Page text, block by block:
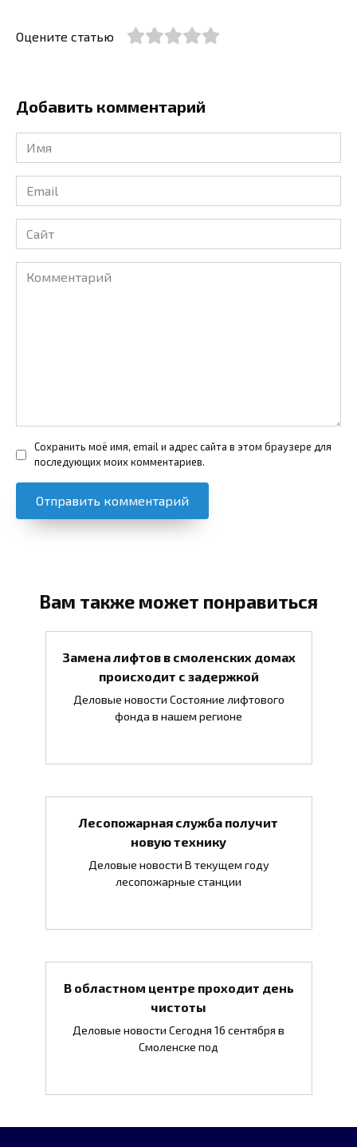
Оцените статью
Добавить комментарий
Имя
*
Email
*
Сайт
Комментарий
Сохранить моё имя, email и адрес сайта в этом браузере для
последующих моих комментариев.
Вам также может понравиться
Замена лифтов в смоленских домах
происходит с задержкой
Деловые новости Состояние лифтового
фонда в нашем регионе
Лесопожарная служба получит
новую технику
Деловые новости В текущем году
лесопожарные станции
В областном центре проходит день
чистоты
Деловые новости Сегодня 16 сентября в
Смоленске под